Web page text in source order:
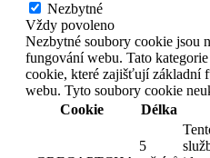
Nezbytné
Vždy povoleno
Nezbytné soubory cookie jsou
fungování webu. Tato
cookie, které zajišťují základní
webu. Tyto soubory cookie
Cookie
Délka
5